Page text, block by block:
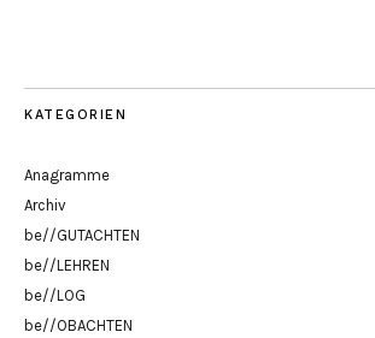
KATEGORIEN
Anagramme
Archiv
be//GUTACHTEN
be//LEHREN
be//LOG
be//OBACHTEN